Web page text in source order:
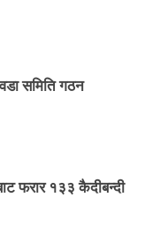
समिति गठन
फरार १३३ कैदीबन्दी